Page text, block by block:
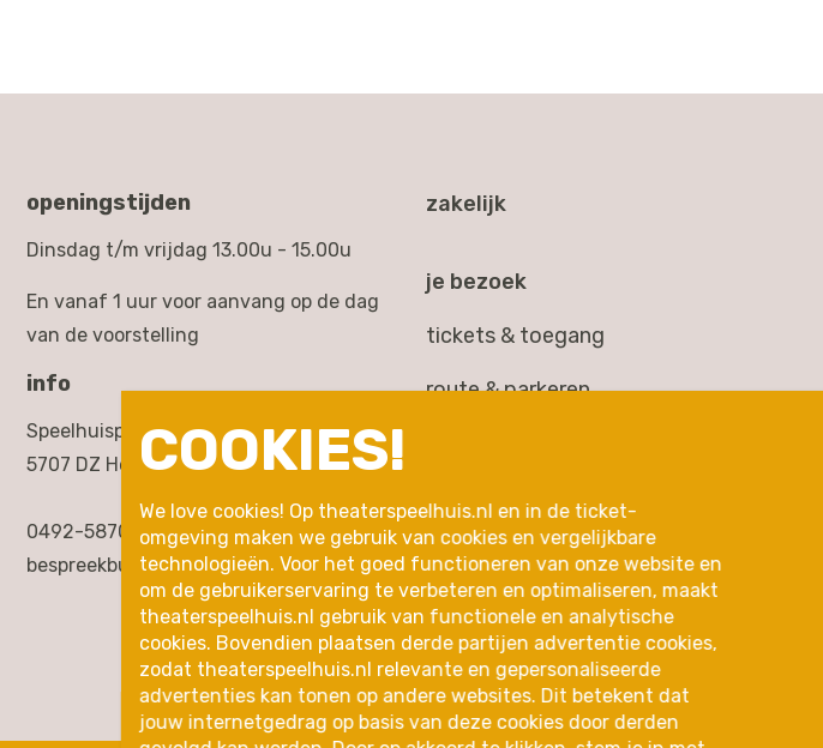
COOKIES!
We love cookies! Op theaterspeelhuis.nl en in de ticket-
omgeving maken we gebruik van cookies en vergelijkbare
technologieën. Voor het goed functioneren van onze website en
om de gebruikerservaring te verbeteren en optimaliseren, maakt
theaterspeelhuis.nl gebruik van functionele en analytische
cookies. Bovendien plaatsen derde partijen advertentie cookies,
zodat theaterspeelhuis.nl relevante en gepersonaliseerde
advertenties kan tonen op andere websites. Dit betekent dat
jouw internetgedrag op basis van deze cookies door derden
openingstijden
Dinsdag t/m vrijdag 13.00u - 15.00u
En vanaf 1 uur voor aanvang op de dag
van de voorstelling
info
Speelhuisplein 2,
5707 DZ Helmond
0492-587000
bespreekbureau@theaterspeelhuis.nl
zakelijk
je bezoek
tickets & toegang
route & parkeren
rondleidingen
inleidingen & extra's
in de buurt